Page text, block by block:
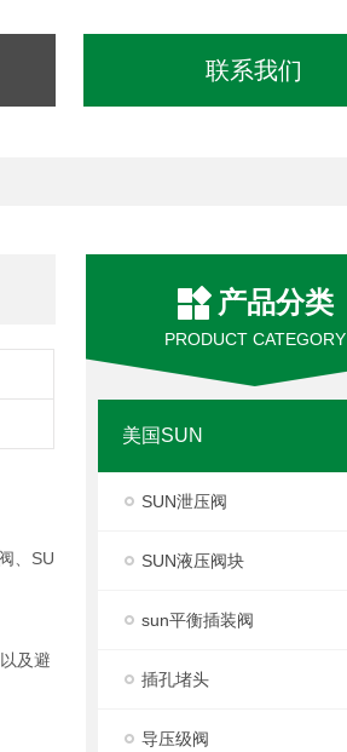
联系我们
产品分类
PRODUCT CATEGORY
美国SUN
SUN泄压阀
SUN液压阀块
sun平衡插装阀
插孔堵头
导压级阀
、SU
及避